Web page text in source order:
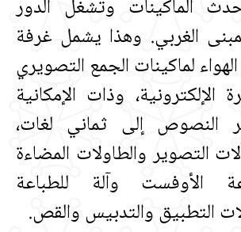
الماكينات وتشغل الدور
الغربي‏.‏ وهذا يشمل غرفة
لماكينات الجمع التصويري
الإلكترونية، وذات الإمكانية
النصوص إلى ثماني لغات،
التصوير والطاولات المضاءة
الأوفست وآلة للطباعة
التطبيق والتدبيس والقص‏.‏